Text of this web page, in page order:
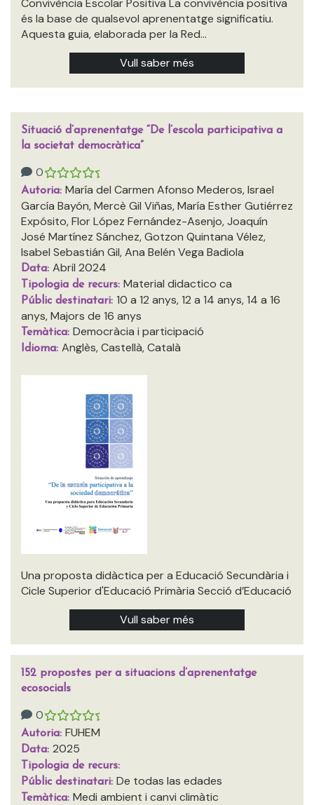
Convivència Escolar Positiva La convivència positiva
és la base de qualsevol aprenentatge significatiu.
Aquesta guia, elaborada per la Red…
Vull saber més
Situació d’aprenentatge “De l’escola participativa a
la societat democràtica”
0
Autoria: María del Carmen Afonso Mederos, Israel
García Bayón, Mercè Gil Viñas, María Esther Gutiérrez
Expósito, Flor López Fernández-Asenjo, Joaquín
José Martínez Sánchez, Gotzon Quintana Vélez,
Isabel Sebastián Gil, Ana Belén Vega Badiola
Data: Abril 2024
Tipologia de recurs: Material didactico ca
Públic destinatari: 10 a 12 anys, 12 a 14 anys, 14 a 16
anys, Majors de 16 anys
Temàtica: Democràcia i participació
Idioma: Anglès, Castellà, Català
Una proposta didàctica per a Educació Secundària i
Cicle Superior d'Educació Primària Secció d’Educació
Vull saber més
152 propostes per a situacions d’aprenentatge
ecosocials
0
Autoria: FUHEM
Data: 2025
Tipologia de recurs:
Públic destinatari: De todas las edades
Temàtica: Medi ambient i canvi climàtic